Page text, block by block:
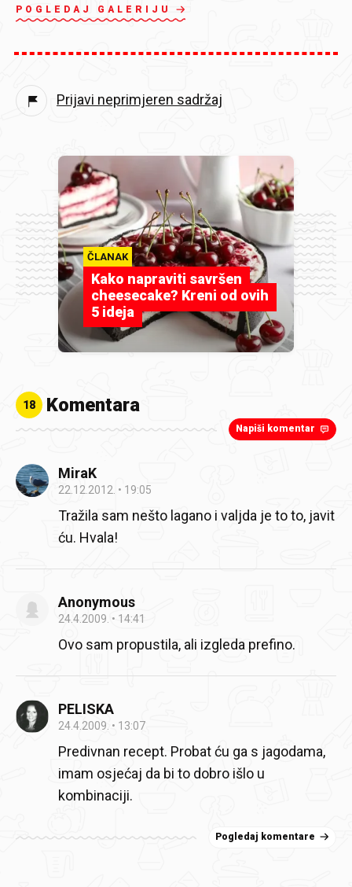
POGLEDAJ GALERIJU
Prijavi neprimjeren sadržaj
ČLANAK
Kako napraviti savršen
cheesecake? Kreni od ovih
5 ideja
18 Komentara
Napiši komentar
MiraK
22.12.2012. 19:05
Tražila sam nešto lagano i valjda je to to, javit
ću. Hvala!
Anonymous
24.4.2009. 14:41
Ovo sam propustila, ali izgleda prefino.
PELISKA
24.4.2009. 13:07
Predivnan recept. Probat ću ga s jagodama,
imam osjećaj da bi to dobro išlo u
kombinaciji.
Pogledaj komentare